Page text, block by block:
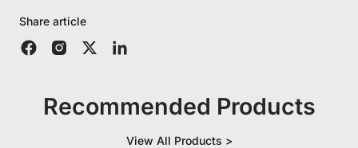
Share article
Recommended Products
View All Products >